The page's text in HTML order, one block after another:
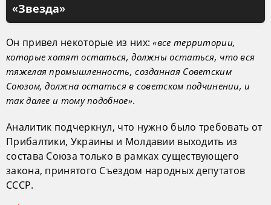
«Звезда»
Он привел некоторые из них:«все территории,
которые хотят остаться, должны остаться, что вся
тяжелая промышленность, созданная Советским
Союзом, должна остаться в советском подчинении, и
так далее и тому подобное».
Аналитик подчеркнул, что нужно было требовать от
Прибалтики, Украины и Молдавии выходить из
состава Союза только в рамках существующего
закона, принятого Съездом народных депутатов
СССР.